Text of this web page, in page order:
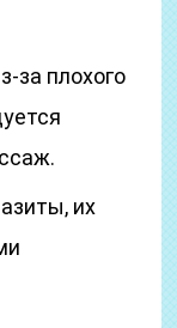
за плохого
их